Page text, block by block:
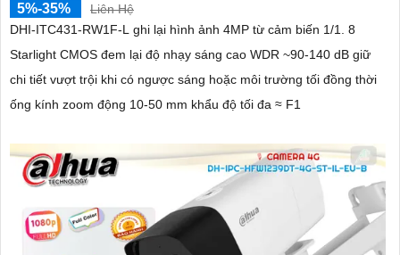
5%-35%
Liên Hệ
DHI-ITC431-RW1F-L ghi lại hình ảnh 4MP từ cảm biến 1/1. 8
Starlight CMOS đem lại độ nhạy sáng cao WDR ~90-140 dB giữ
chi tiết vượt trội khi có ngược sáng hoặc môi trường tối đồng thời
ống kính zoom động 10-50 mm khẩu độ tối đa ≈ F1